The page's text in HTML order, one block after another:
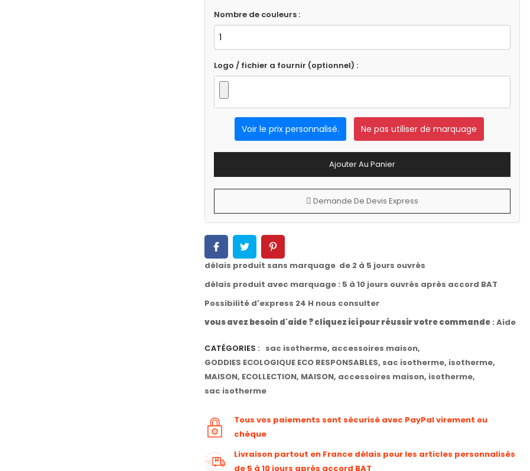
Nombre de couleurs :
Logo / fichier a fournir (optionnel) :
Voir le prix personnalisé. Ne pas utiliser de marquage
Ajouter Au Panier
Demande De Devis Express
délais produit sans marquage de 2 à 5 jours ouvrés
délais produit avec marquage : 5 à 10 jours ouvrés après accord BAT
Possibilité d'express 24 H nous consulter
vous avez besoin d'aide ? cliquez ici pour réussir votre commande: Aide
CATÉGORIES : sac isotherme, accessoires maison,
GODDIES ECOLOGIQUE ECO RESPONSABLES, sac isotherme, isotherme,
MAISON, ECOLLECTION, MAISON, accessoires maison, isotherme,
sac isotherme
Tous vos paiements sont sécurisé avec PayPal virement ou
chèque
Livraison partout en France délais pour les articles personnalisés
de 5 à 10 jours après accord BAT